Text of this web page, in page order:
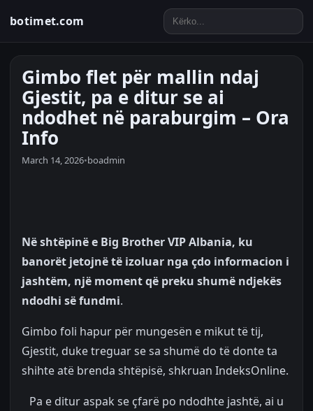
botimet.com
Gimbo flet për mallin ndaj
Gjestit, pa e ditur se ai
ndodhet në paraburgim – Ora
Info
March 14, 2026•boadmin
Në shtëpinë e Big Brother VIP Albania, ku
banorët jetojnë të izoluar nga çdo informacion i
jashtëm, një moment që preku shumë ndjekës
ndodhi së fundmi.
Gimbo foli hapur për mungesën e mikut të tij,
Gjestit, duke treguar se sa shumë do të donte ta
shihte atë brenda shtëpisë, shkruan IndeksOnline.
Pa e ditur aspak se çfarë po ndodhte jashtë, ai u